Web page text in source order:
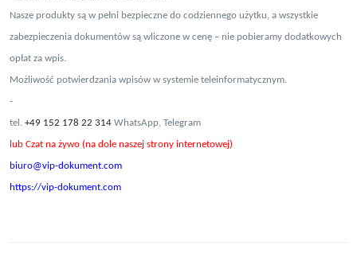
Nasze produkty są w pełni bezpieczne do codziennego użytku, a wszystkie
zabezpieczenia dokumentów są wliczone w cenę – nie pobieramy dodatkowych
opłat za wpis.
Możliwość potwierdzania wpisów w systemie teleinformatycznym.
-
tel. +49 152 178 22 314 WhatsApp, Telegram
lub Czat na żywo (na dole naszej strony internetowej)
biuro@vip-dokument.com
https://vip-dokument.com